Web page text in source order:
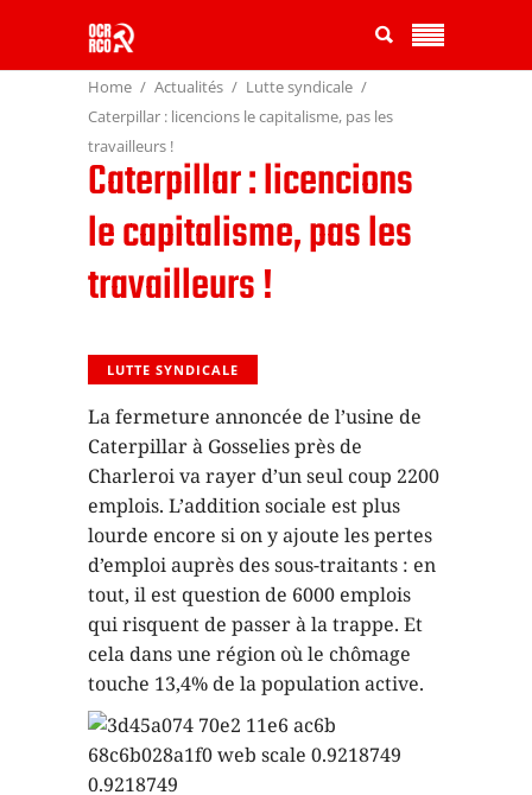
Home Actualités
Lutte syndicale
Caterpillar : licencions le capitalisme, pas les
travailleurs !
Caterpillar : licencions
le capitalisme, pas les
travailleurs !
LUTTE SYNDICALE
La fermeture annoncée de l’usine de
Caterpillar à Gosselies près de
Charleroi va rayer d’un seul coup 2200
emplois. L’addition sociale est plus
lourde encore si on y ajoute les pertes
d’emploi auprès des sous-traitants : en
tout, il est question de 6000 emplois
qui risquent de passer à la trappe. Et
cela dans une région où le chômage
touche 13,4% de la population active.